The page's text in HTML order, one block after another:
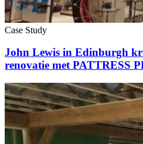
Case Study
John Lewis in Edinburgh
renovatie met PATTRESS